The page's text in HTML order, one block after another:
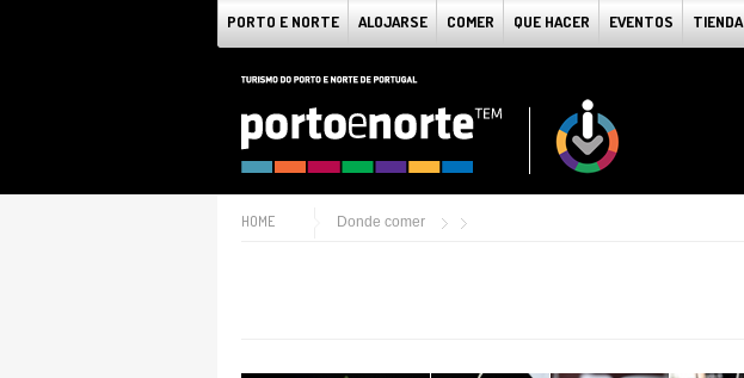
PORTO E NORTE ALOJARSE COMER QUE HACER EVENTOS TIENDA
HOME Donde comer